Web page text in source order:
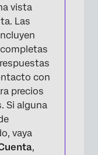
vista
Las
con
precios
Si alguna
vaya
,